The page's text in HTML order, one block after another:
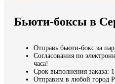
Мы доставляем по всему миру
Бьюти-боксы в
Отправь бьюти-бокс за
Согласования по
часа!
Срок выполнения заказа:
Отправим в любой город